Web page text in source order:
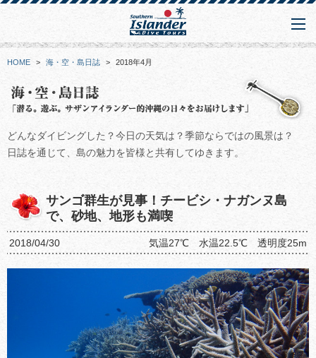
HOME > 海・空・島日誌 > 2018年4月
どんなダイビングした？今日の天気は？季節ならではの風景は？
日誌を通じて、島の魅力を皆様と共有してゆきます。
サンゴ群生が見事！チービシ・ナガンヌ島
で、砂地、地形も満喫
2018/04/30 気温27℃ 水温22.5℃ 透明度25m